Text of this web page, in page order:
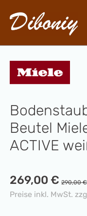
Zum Hauptinhalt
Beutel
ACTIVE
Verkaufspreis:
269,00 € 290,00 €
Preise inkl. MwSt.